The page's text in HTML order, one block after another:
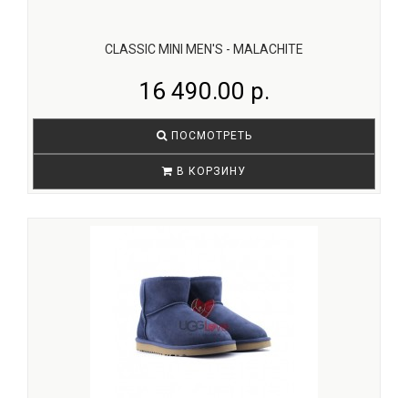
CLASSIC MINI MEN'S - MALACHITE
16 490.00 р.
ПОСМОТРЕТЬ
В КОРЗИНУ